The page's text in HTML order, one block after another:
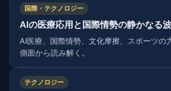
国際・テクノロジー
AIの医療応用と国際情勢の静かなる
AI医療、国際情勢、文化摩擦、スポーツの
側面から読み解く。
テクノロジー